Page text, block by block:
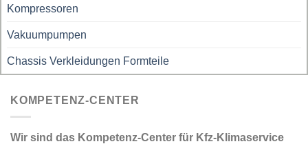
Kompressoren
Vakuumpumpen
Chassis Verkleidungen Formteile
KOMPETENZ-CENTER
Wir sind das Kompetenz-Center für Kfz-Klimaservice